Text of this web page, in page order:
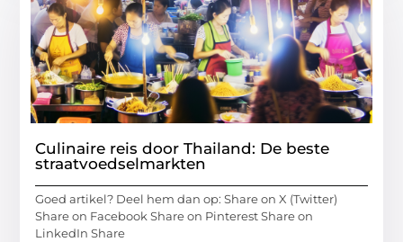
Culinaire reis door Thailand: De beste
straatvoedselmarkten
Goed artikel? Deel hem dan op: Share on X (Twitter)
Share on Facebook Share on Pinterest Share on
LinkedIn Share